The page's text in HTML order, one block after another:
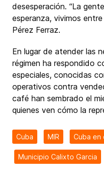
desesperación. “La
esperanza, vivimos
Pérez Ferraz.
En lugar de atender las
régimen ha respondido
especiales, conocidas
operativos contra
café han sembrado el
quienes ven cómo la
Cuba MIR Cuba en
Municipio Calixto Garcia